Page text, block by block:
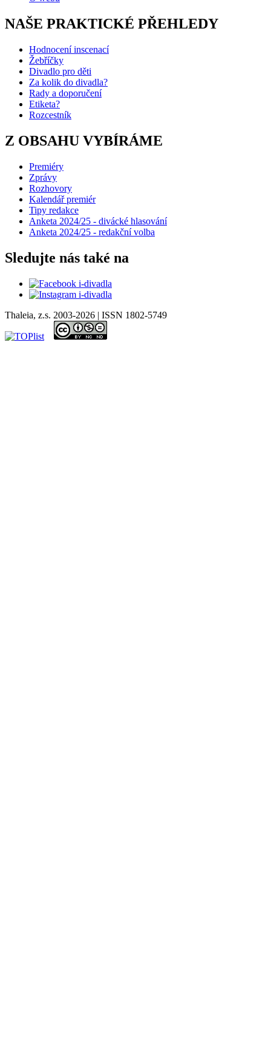
NAŠE PRAKTICKÉ PŘEHLEDY
Hodnocení inscenací
Žebříčky
Divadlo pro děti
Za kolik do divadla?
Rady a doporučení
Etiketa?
Rozcestník
Z OBSAHU VYBÍRÁME
Premiéry
Zprávy
Rozhovory
Kalendář premiér
Tipy redakce
Anketa 2024/25 - divácké hlasování
Anketa 2024/25 - redakční volba
Sledujte nás také na
Thaleia, z.s. 2003-2026 | ISSN 1802-5749